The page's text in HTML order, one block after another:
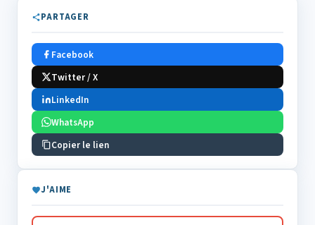
PARTAGER
Facebook
Twitter / X
LinkedIn
WhatsApp
Copier le lien
J'AIME